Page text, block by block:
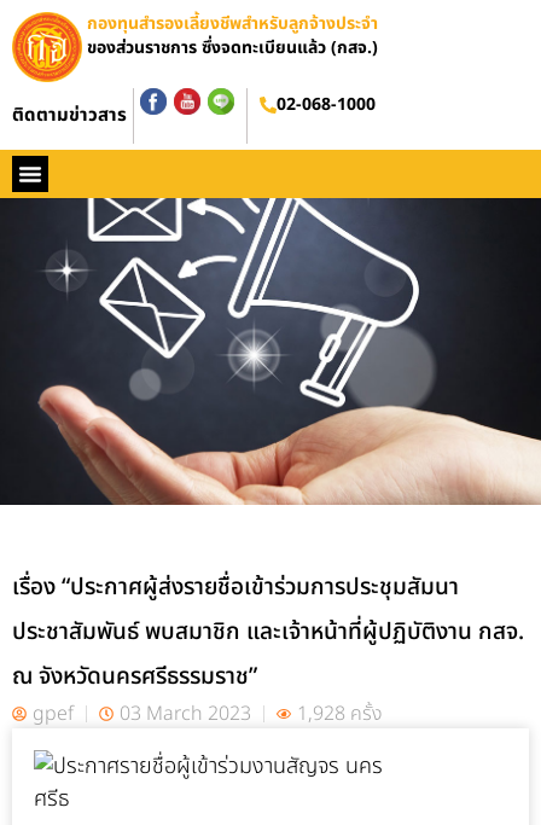
กองทุนสำรองเลี้ยงชีพสำหรับลูกจ้างประจำ
ของส่วนราชการ ซึ่งจดทะเบียนแล้ว (กสจ.)
ติดตามข่าวสาร 02-068-1000
เรื่อง “ประกาศผู้ส่งรายชื่อเข้าร่วมการประชุมสัมนา
ประชาสัมพันธ์ พบสมาชิก และเจ้าหน้าที่ผู้ปฏิบัติงาน กสจ.
ณ จังหวัดนครศรีธรรมราช”
gpef 03 March 2023 1,928 ครั้ง